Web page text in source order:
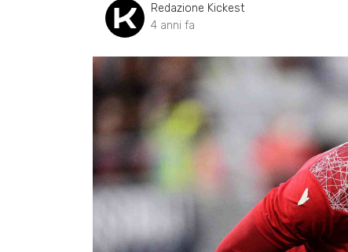
Redazione Kickest
4 anni fa